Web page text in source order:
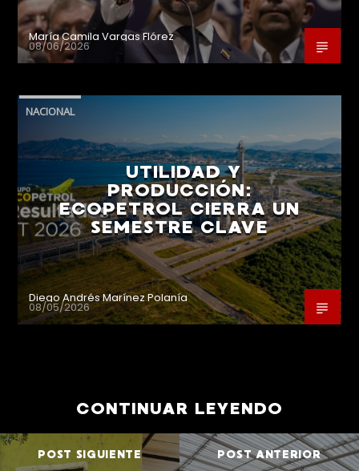
María Camila Vargas Flórez
08/06/2026
NACIONAL
UTILIDAD Y
PRODUCCIÓN:
ECOPETROL CIERRA UN
SEMESTRE CLAVE
Diego Andrés Marínez Polanía
08/05/2026
CONTINUAR LEYENDO
POST SIGUIENTE POST ANTERIOR